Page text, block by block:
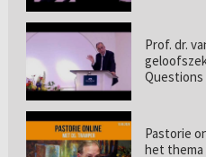
Prof. dr.
Questions
Pastorie
het thema